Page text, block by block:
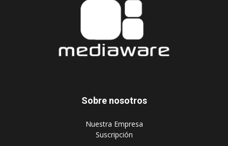
Sobre nosotros
‎Nuestra Empresa
‎Suscripción